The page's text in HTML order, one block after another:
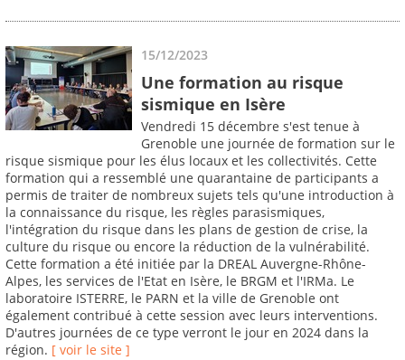
15/12/2023
Une formation au risque
sismique en Isère
Vendredi 15 décembre s'est tenue à
Grenoble une journée de formation sur le
risque sismique pour les élus locaux et les collectivités. Cette
formation qui a ressemblé une quarantaine de participants a
permis de traiter de nombreux sujets tels qu'une introduction à
la connaissance du risque, les règles parasismiques,
l'intégration du risque dans les plans de gestion de crise, la
culture du risque ou encore la réduction de la vulnérabilité.
Cette formation a été initiée par la DREAL Auvergne-Rhône-
Alpes, les services de l'Etat en Isère, le BRGM et l'IRMa. Le
laboratoire ISTERRE, le PARN et la ville de Grenoble ont
également contribué à cette session avec leurs interventions.
D'autres journées de ce type verront le jour en 2024 dans la
région. [ voir le site ]